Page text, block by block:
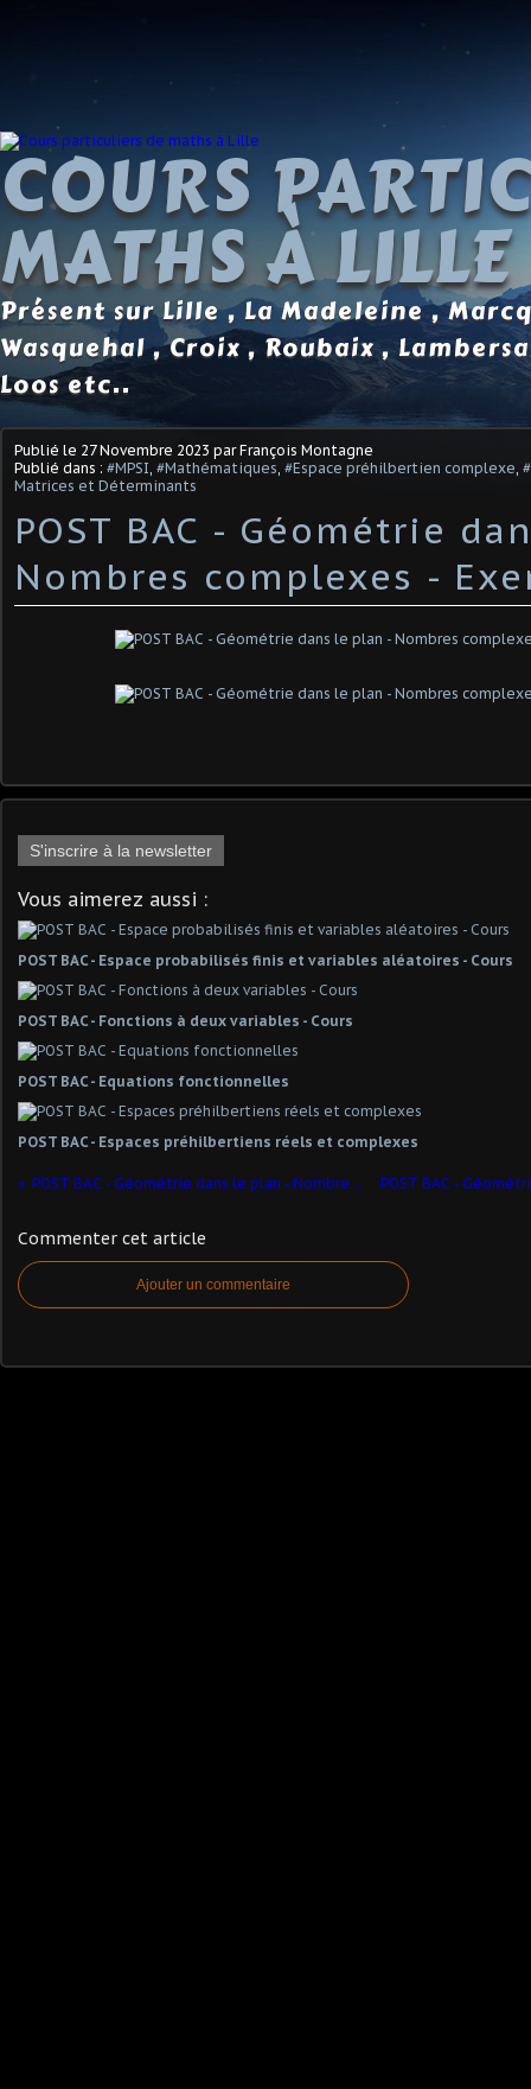
COURS
MATHS À LILLE
Présent sur Lille , La Madeleine ,
Wasquehal , Croix , Roubaix ,
Loos etc..
Publié le 27 Novembre 2023 par François Montagne
Publié dans : #MPSI #Mathématiques #Espace préhilbertien complexe
Matrices et Déterminants
POST BAC - Géométrie
Nombres complexes -
S'inscrire à la newsletter
Vous aimerez aussi :
POST BAC - Espace probabilisés finis et variables aléatoires - Cours
POST BAC - Fonctions à deux variables - Cours
POST BAC - Equations fonctionnelles
POST BAC - Espaces préhilbertiens réels et complexes
POST BAC - Géométrie dans le plan - Nombres complexes - Exercice #5
Commenter cet article
Ajouter un commentaire